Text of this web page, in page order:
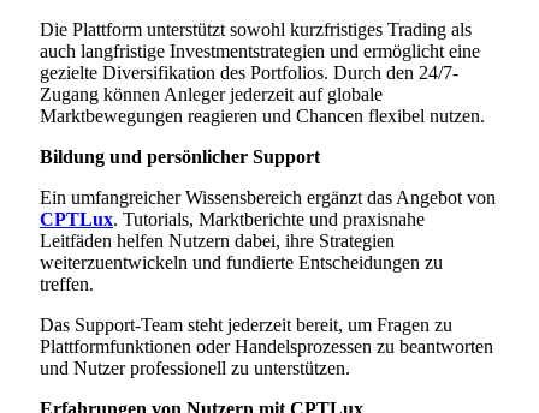
Die Plattform unterstützt sowohl kurzfristiges Trading als
auch langfristige Investmentstrategien und ermöglicht eine
gezielte Diversifikation des Portfolios. Durch den 24/7-
Zugang können Anleger jederzeit auf globale
Marktbewegungen reagieren und Chancen flexibel nutzen.
Bildung und persönlicher Support
Ein umfangreicher Wissensbereich ergänzt das Angebot von
CPTLux. Tutorials, Marktberichte und praxisnahe
Leitfäden helfen Nutzern dabei, ihre Strategien
weiterzuentwickeln und fundierte Entscheidungen zu
treffen.
Das Support-Team steht jederzeit bereit, um Fragen zu
Plattformfunktionen oder Handelsprozessen zu beantworten
und Nutzer professionell zu unterstützen.
Erfahrungen von Nutzern mit CPTLux